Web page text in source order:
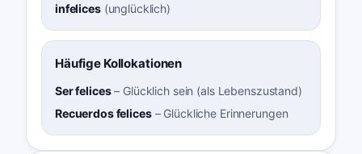
infelices(unglücklich)
Häufige Kollokationen
Ser felices– Glücklich sein (als Lebenszustand)
Recuerdos felices– Glückliche Erinnerungen